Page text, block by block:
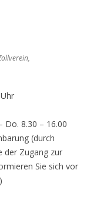
Do. 8.30 – 16.00
(durch
der Zugang zur
Sie sich vor